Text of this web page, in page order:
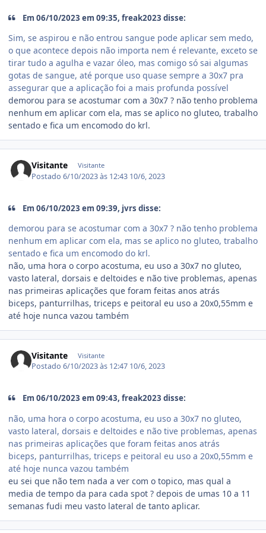
Em 06/10/2023 em 09:35, freak2023 disse:
Sim, se aspirou e não entrou sangue pode aplicar sem medo,
o que acontece depois não importa nem é relevante, exceto se
tirar tudo a agulha e vazar óleo, mas comigo só sai algumas
gotas de sangue, até porque uso quase sempre a 30x7 pra
assegurar que a aplicação foi a mais profunda possível
demorou para se acostumar com a 30x7 ? não tenho problema
nenhum em aplicar com ela, mas se aplico no gluteo, trabalho
sentado e fica um encomodo do krl.
Visitante Visitante
Postado6/10/2023 às 12:43 10/6, 2023
Em 06/10/2023 em 09:39, jvrs disse:
demorou para se acostumar com a 30x7 ? não tenho problema
nenhum em aplicar com ela, mas se aplico no gluteo, trabalho
sentado e fica um encomodo do krl.
não, uma hora o corpo acostuma, eu uso a 30x7 no gluteo,
vasto lateral, dorsais e deltoides e não tive problemas, apenas
nas primeiras aplicações que foram feitas anos atrás
biceps, panturrilhas, triceps e peitoral eu uso a 20x0,55mm e
até hoje nunca vazou também
Visitante Visitante
Postado6/10/2023 às 12:47 10/6, 2023
Em 06/10/2023 em 09:43, freak2023 disse:
não, uma hora o corpo acostuma, eu uso a 30x7 no gluteo,
vasto lateral, dorsais e deltoides e não tive problemas, apenas
nas primeiras aplicações que foram feitas anos atrás
biceps, panturrilhas, triceps e peitoral eu uso a 20x0,55mm e
até hoje nunca vazou também
eu sei que não tem nada a ver com o topico, mas qual a
media de tempo da para cada spot ? depois de umas 10 a 11
semanas fudi meu vasto lateral de tanto aplicar.